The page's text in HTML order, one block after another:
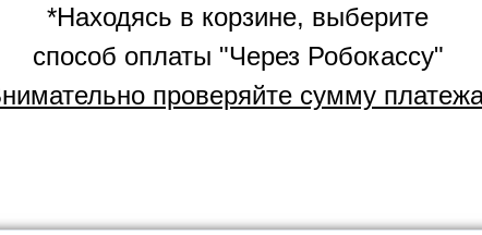
*Находясь в корзине, выберите
способ оплаты "Через Робокассу"
проверяйте сумму